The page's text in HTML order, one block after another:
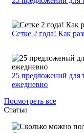
Сетке 2 года! Как
25 предложений для
ежедневно
Посмотреть все
Статьи